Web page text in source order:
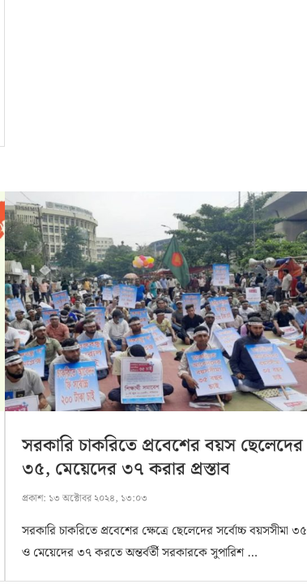
সরকারি চাকরিতে প্রবেশের বয়স ছেলেদের
৩৫, মেয়েদের ৩৭ করার প্রস্তাব
প্রকাশ: ১৩ অক্টোবর ২০২৪, ১৩:০৩
সরকারি চাকরিতে প্রবেশের ক্ষেত্রে ছেলেদের সর্বোচ্চ বয়সসীমা ৩৫
ও মেয়েদের ৩৭ করতে অন্তর্বর্তী সরকারকে সুপারিশ …